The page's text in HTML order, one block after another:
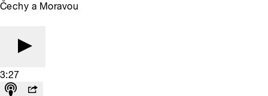
Čechy a Moravou
3:27